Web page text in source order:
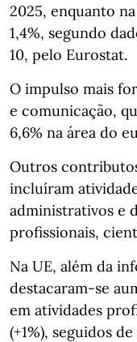
2025, enquanto
1,4%, segundo
10, pelo Eurostat.
O impulso mais
e comunicação,
6,6% na área do
Outros
incluíram
administrativos e
profissionais,
Na UE, além da
destacaram‑se
em atividades
(+1%), seguidos